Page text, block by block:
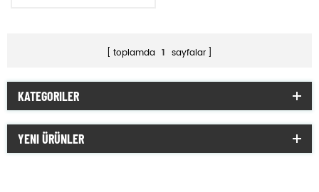
toplamda 1 sayfalar
KATEGORILER
YENI ÜRÜNLER